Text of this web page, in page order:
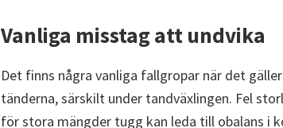
Vanliga misstag att undvika
Det finns några vanliga fallgropar när det gäller
tänderna, särskilt under tandväxlingen. Fel
för stora mängder tugg kan leda till obalans i